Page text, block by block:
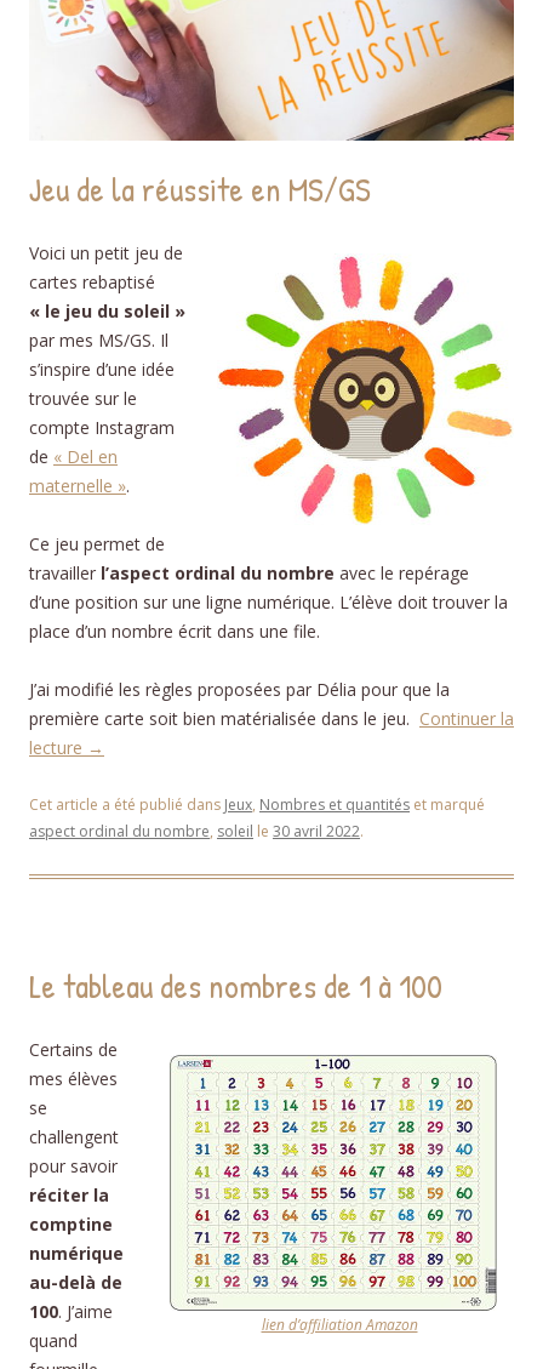
Jeu de la réussite en MS/GS
Voici un petit jeu de
cartes rebaptisé
« le jeu du soleil »
par mes MS/GS. Il
s’inspire d’une idée
trouvée sur le
compte Instagram
de « Del en
maternelle ».
Ce jeu permet de
travailler l’aspect ordinal du nombre avec le repérage
d’une position sur une ligne numérique. L’élève doit trouver la
place d’un nombre écrit dans une file.
J’ai modifié les règles proposées par Délia pour que la
première carte soit bien matérialisée dans le jeu. Continuer la
lecture →
Cet article a été publié dans Jeux, Nombres et quantités et marqué
aspect ordinal du nombre, soleil le 30 avril 2022.
Le tableau des nombres de 1 à 100
lien d’affiliation Amazon
Certains de
mes élèves
se
challengent
pour savoir
réciter la
comptine
numérique
au-delà de
100. J’aime
quand